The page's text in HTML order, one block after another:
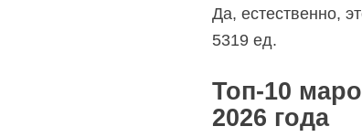
Да, естественно,
5319 ед.
Топ-10
2026 года